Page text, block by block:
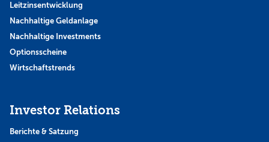
Leitzinsentwicklung
Nachhaltige Geldanlage
Nachhaltige Investments
Optionsscheine
Wirtschaftstrends
Investor Relations
Berichte & Satzung